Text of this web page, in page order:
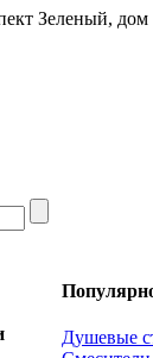
Зеленый, дом
Душевые